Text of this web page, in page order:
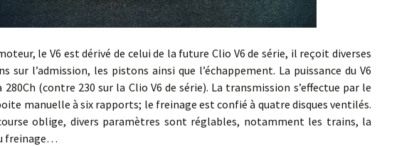
le V6 est dérivé de celui de la future Clio V6 de série, il reçoit diverses
sur l’admission, les pistons ainsi que l’échappement. La puissance du V6
(contre 230 sur la Clio V6 de série). La transmission s’effectue par le
manuelle à six rapports; le freinage est confié à quatre disques ventilés.
oblige, divers paramètres sont réglables, notamment les trains, la
freinage…